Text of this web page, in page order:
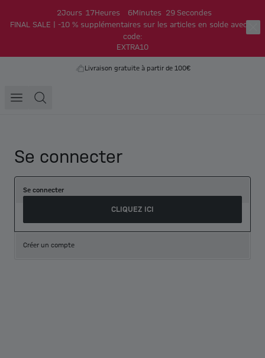
2Jours 17Heures 6Minutes 29 Secondes
FINAL SALE | -10 % supplémentaires sur les articles en solde avec le
code:
EXTRA10
Livraison gratuite à partir de 100€
Se connecter
Se connecter
CLIQUEZ ICI
Créer un compte